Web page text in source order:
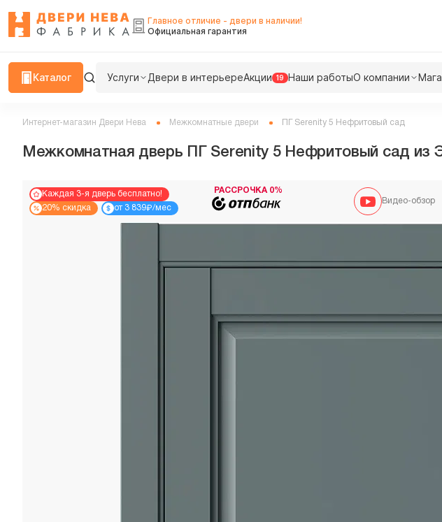
Главное отличие - двери в наличии!
Официальная гарантия
Каталог Услуги Двери в интерьереАкции 19 Наши работыО компании
Интернет-магазин Двери Нева Межкомнатные двери ПГ Serenity 5 Нефритовый сад
Межкомнатная дверь ПГ Serenity 5 Нефритовый сад из
Каждая 3-я дверь бесплатно!
20% скидка
от 3 839₽/мес
Видео-обзор
РАССРОЧКА 0%